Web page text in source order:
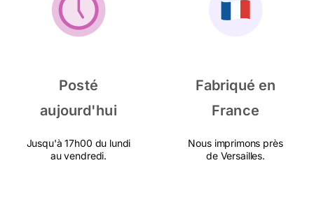
Posté
aujourd'hui
Jusqu'à 17h00 du lundi
au vendredi.
Fabriqué en
France
Nous imprimons près
de Versailles.